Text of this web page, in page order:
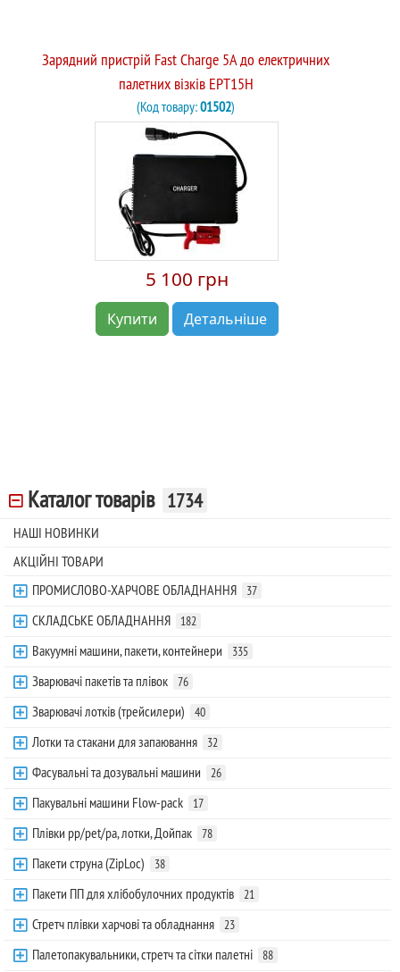
Зарядний пристрій Fast Charge 5A до електричних
палетних візків EPT15H
(Код товару:01502)
5 100 грн
Купити Детальніше
Каталог товарів 1734
НАШІ НОВИНКИ
АКЦІЙНІ ТОВАРИ
ПРОМИСЛОВО-ХАРЧОВЕ ОБЛАДНАННЯ
37
СКЛАДСЬКЕ ОБЛАДНАННЯ 182
Вакуумні машини, пакети, контейнери 335
Зварювачі пакетів та плівок 76
Зварювачі лотків (трейсилери) 40
Лотки та стакани для запаювання 32
Фасувальні та дозувальні машини 26
Пакувальні машини Flow-pack 17
Плівки pp/pet/pa, лотки, Дойпак 78
Пакети струна (ZipLoc) 38
Пакети ПП для хлібобулочних продуктів 21
Стретч плівки харчові та обладнання 23
Палетопакувальники, стретч та сітки палетні 88